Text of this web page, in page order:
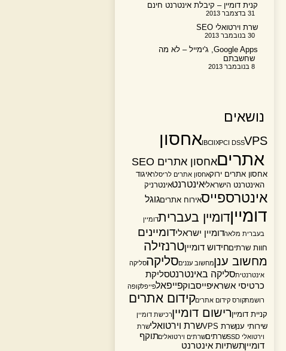
קנית דומיין – קיבלת אינטרנט חינם
31 בדצמבר 2013
שרת וירטואלי SEO
30 בנובמבר 2013
Google Apps, ג'ימייל – לא מה
שחשבתם
8 בנובמבר 2013
נושאים
IBCIIXPCI DSSVPS
אחסון
אתריםאחסון אתרים SEO
אחסון אתרים ירוקאחסון אתרים לריסלראיגוד
האינטרנט הישראליאינטרנטאינטרניק
אינטרספייסאירוח אתריםגוגל
דומייןדומיין בעבריתדומיין
בעברית מלאהדומיין ישראלידומיינים
חוות שרתיםחידוש דומייןטרנזילה
מחשוב ענןמחשוב ענניםסליקהסליקה
אינטרנטיתסליקה באינטרנטסליקת
כרטיסי אשראיפייסבוקפייפאלפייפלקופה
רושמתקורס קידום אתריםקידום אתרים
קניית דומייןרישום דומייןרכישת דומיין
שירותי ענןשרת VPS שרת וירטואלישרת
וירטואלי SSD
שרתיםשרתים וירטואליםתוקף
דומייןתשתיות אינטרנט